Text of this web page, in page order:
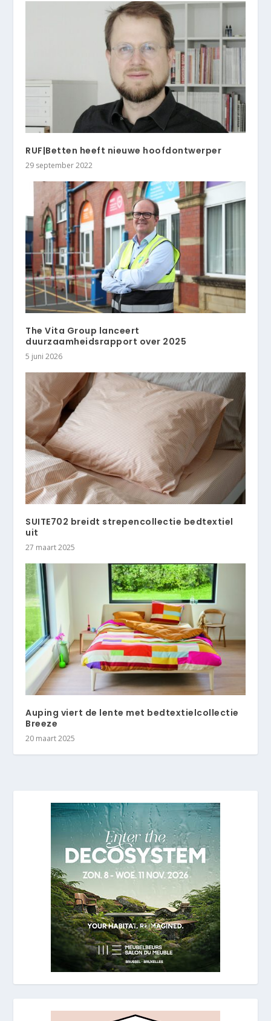
RUF|Betten heeft nieuwe hoofdontwerper
29 september 2022
The Vita Group lanceert
duurzaamheidsrapport over 2025
5 juni 2026
SUITE702 breidt strepencollectie bedtextiel
uit
27 maart 2025
Auping viert de lente met bedtextielcollectie
Breeze
20 maart 2025